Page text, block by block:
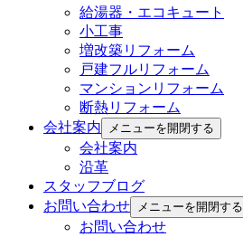
給湯器・エコキュート
小工事
増改築リフォーム
戸建フルリフォーム
マンションリフォーム
断熱リフォーム
会社案内
メニューを開閉する
会社案内
沿革
スタッフブログ
お問い合わせ
メニューを開閉する
お問い合わせ